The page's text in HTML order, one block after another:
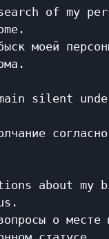
of my
home.
моей
дома.
silent
about my
о